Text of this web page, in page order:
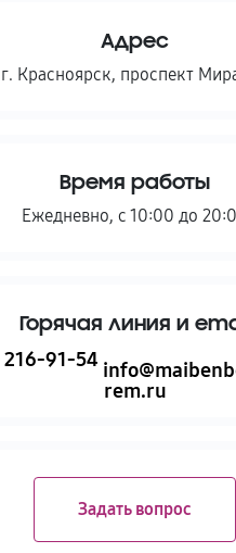
Адрес
г. Красноярск, проспект
Время работы
Ежедневно, с 10:00 до
Горячая линия и
216-91-54
rem.ru
Задать вопрос